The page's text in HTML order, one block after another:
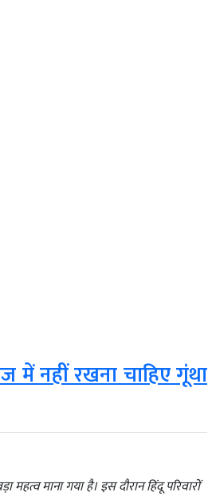
में नहीं रखना चाहिए गूंथा
माना गया है। इस दौरान हिंदू परिवारों